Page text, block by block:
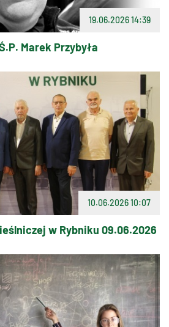
19.06.2026 14:39
Marek Przybyła
10.06.2026 10:07
w Rybniku 09.06.2026